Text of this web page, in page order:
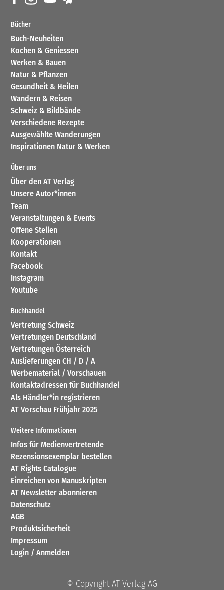
Bücher
Buch-Neuheiten
Kochen & Geniessen
Werken & Bauen
Natur & Pflanzen
Gesundheit & Heilen
Wandern & Reisen
Schweiz & Bildbände
Verschiedene Rezepte
Ausgewählte Wanderungen
Inspirationen Natur & Werken
Über uns
Über den AT Verlag
Unsere Autor*innen
Team
Veranstaltungen & Events
Offene Stellen
Kooperationen
Kontakt
Facebook
Instagram
Youtube
Buchhandel
Vertretung Schweiz
Vertretungen Deutschland
Vertretungen Österreich
Auslieferungen CH / D / A
Werbematerial / Vorschauen
Kontaktadressen für Buchhandel
Als Händler*in registrieren
AT Vorschau Frühjahr 2025
Weitere Informationen
Infos für Medienvertretende
Rezensionsexemplar bestellen
AT Rights Catalogue
Einreichen von Manuskripten
AT Newsletter abonnieren
Datenschutz
AGB
Produktsicherheit
Impressum
Login / Anmelden
© Copyright AT Verlag AG